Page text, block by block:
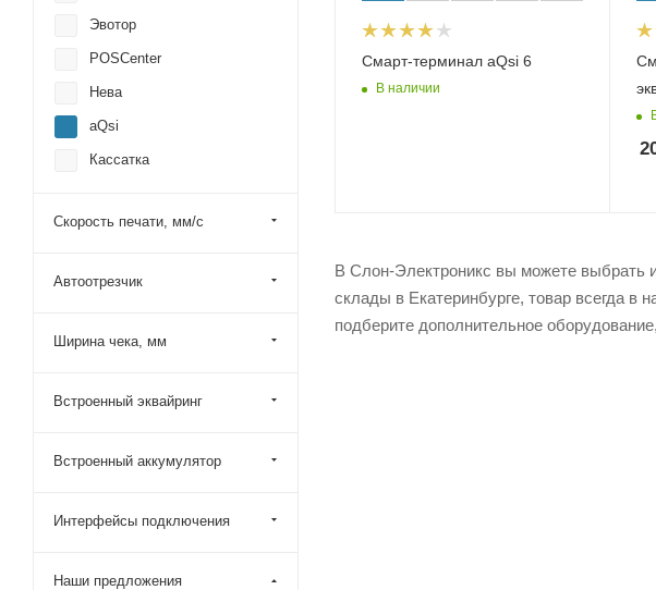
Смарт-терминал aQsi 6
В наличии
В Слон-Электроникс вы можете выбрать
склады в Екатеринбурге, товар всегда
подберите дополнительное
Эвотор
POSCenter
Нева
aQsi
Кассатка
Скорость печати, мм/с
Автоотрезчик
Ширина чека, мм
Встроенный эквайринг
Встроенный аккумулятор
Интерфейсы подключения
Наши предложения